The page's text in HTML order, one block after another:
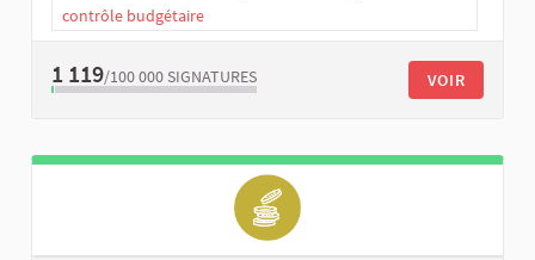
contrôle budgétaire
1 119/100 000 SIGNATURES VOIR